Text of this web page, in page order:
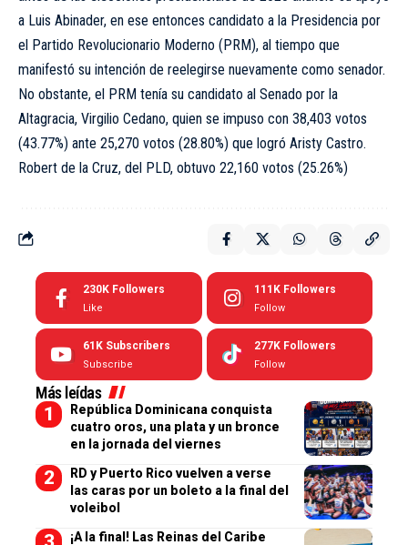
a Luis Abinader, en ese entonces candidato a la Presidencia por
el Partido Revolucionario Moderno (PRM), al tiempo que
manifestó su intención de reelegirse nuevamente como senador.
No obstante, el PRM tenía su candidato al Senado por la
Altagracia, Virgilio Cedano, quien se impuso con 38,403 votos
(43.77%) ante 25,270 votos (28.80%) que logró Aristy Castro.
Robert de la Cruz, del PLD, obtuvo 22,160 votos (25.26%)
230K Followers
Like
111K Followers
Follow
61K Subscribers
Subscribe
277K Followers
Follow
Más leídas
República Dominicana conquista
cuatro oros, una plata y un bronce
en la jornada del viernes
RD y Puerto Rico vuelven a verse
las caras por un boleto a la final del
voleibol
¡A la final! Las Reinas del Caribe